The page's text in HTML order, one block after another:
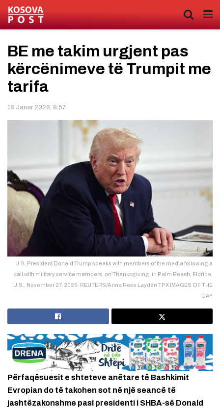
BE me takim urgjent pas
kërcënimeve të Trumpit me
tarifa
18 Janar 2026, 8:57
U.S. President Donald Trump speaks with members of the media following a
call with military service members, on Thanksgiving, in Palm Beach, Florida,
U.S., November 27, 2025. REUTERS/Anna Rose Layden TPX IMAGES OF THE
DAY
Përfaqësuesit e shteteve anëtare të Bashkimit
Evropian do të takohen sot në një seancë të
jashtëzakonshme pasi presidenti i SHBA-së Donald